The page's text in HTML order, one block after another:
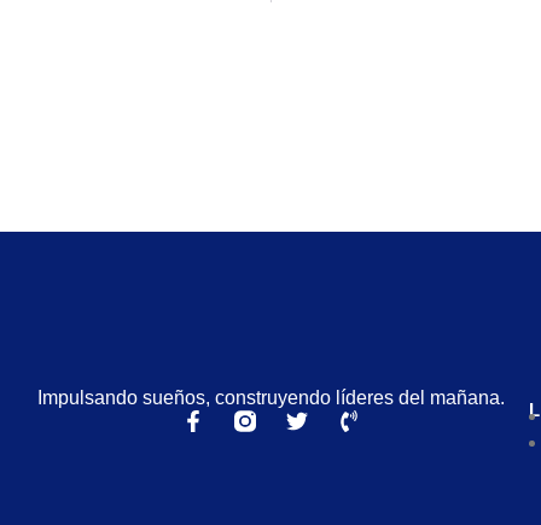
Impulsando sueños, construyendo líderes del mañana.